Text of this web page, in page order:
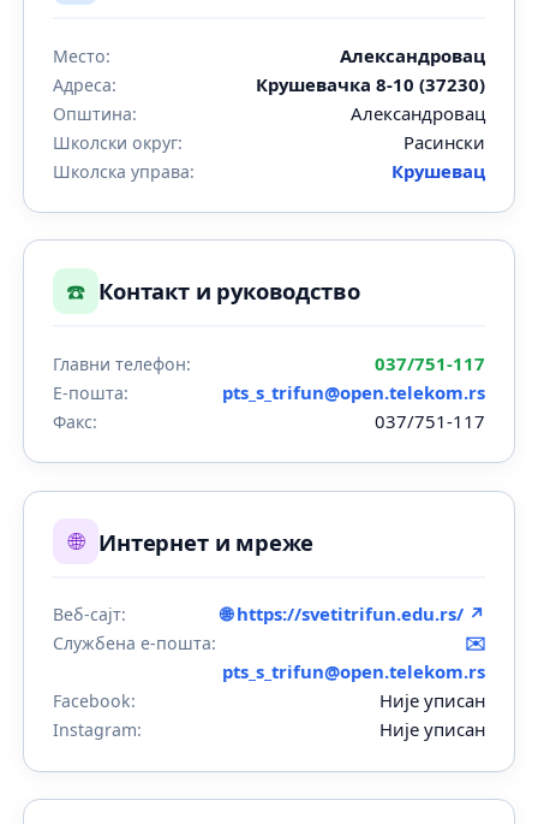
Место: Александровац
Адреса: Крушевачка 8-10 (37230)
Општина: Александровац
Школски округ: Расински
Школска управа: Крушевац
☎️ Контакт и руководство
Главни телефон: 037/751-117
Е-пошта: pts_s_trifun@open.telekom.rs
Факс: 037/751-117
🌐 Интернет и мреже
Веб-сајт: 🌐 https://svetitrifun.edu.rs/ ↗
Службена е-пошта:
✉️
pts_s_trifun@open.telekom.rs
Facebook: Није уписан
Instagram: Није уписан